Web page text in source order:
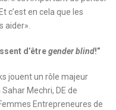
c’est en cela que les
aider».
d’êtregender blind!”
jouent un rôle majeur
Mechri, DE de
Entrepreneures de